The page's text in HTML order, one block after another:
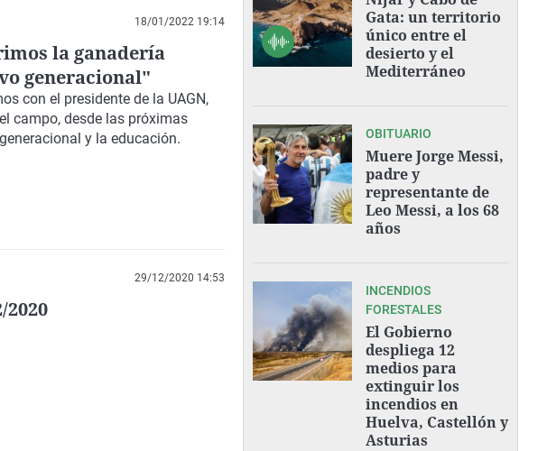
18/01/2022 19:14
la ganadería
generacional"
con el presidente de la UAGN,
campo, desde las próximas
y la educación.
29/12/2020 14:53
2020
Gata: un territorio
único entre el
desierto y el
Mediterráneo
OBITUARIO
Muere Jorge Messi,
padre y
representante de
Leo Messi, a los 68
años
INCENDIOS
FORESTALES
El Gobierno
despliega 12
medios para
extinguir los
incendios en
Huelva, Castellón y
Asturias